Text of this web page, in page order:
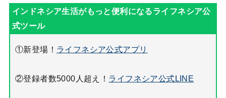
①新登場！ ライフネシア公式アプリ
②登録者数5000人超え！ ライフネシア公式LINE